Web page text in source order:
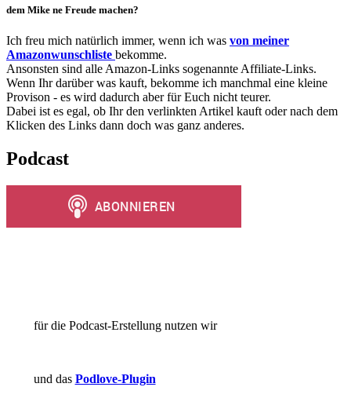
dem Mike ne Freude machen?
Ich freu mich natürlich immer, wenn ich was von meiner
Amazonwunschliste bekomme.
Ansonsten sind alle Amazon-Links sogenannte Affiliate-Links.
Wenn Ihr darüber was kauft, bekomme ich manchmal eine kleine
Provison - es wird dadurch aber für Euch nicht teurer.
Dabei ist es egal, ob Ihr den verlinkten Artikel kauft oder nach dem
Klicken des Links dann doch was ganz anderes.
Podcast
für die Podcast-Erstellung nutzen wir
und das Podlove-Plugin